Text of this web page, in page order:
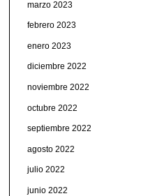
marzo 2023
febrero 2023
enero 2023
diciembre 2022
noviembre 2022
octubre 2022
septiembre 2022
agosto 2022
julio 2022
junio 2022